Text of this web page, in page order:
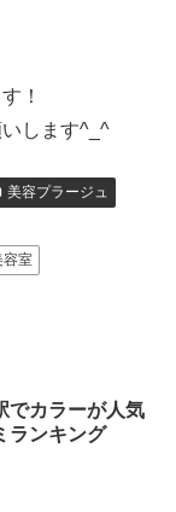
！
します^_^
美容プラージュ
容室
でカラーが人気
ランキング